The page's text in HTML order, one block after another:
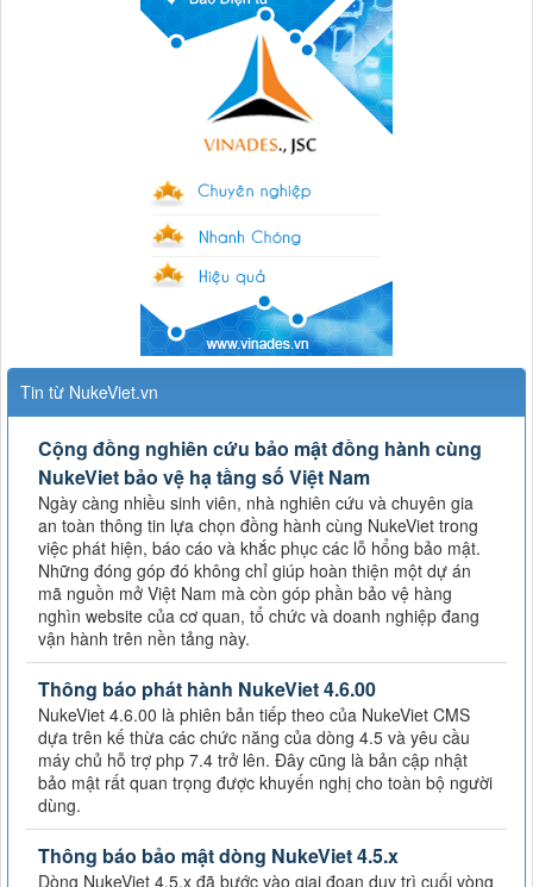
Tin từ NukeViet.vn
Cộng đồng nghiên cứu bảo mật đồng hành cùng
NukeViet bảo vệ hạ tầng số Việt Nam
Ngày càng nhiều sinh viên, nhà nghiên cứu và chuyên gia
an toàn thông tin lựa chọn đồng hành cùng NukeViet trong
việc phát hiện, báo cáo và khắc phục các lỗ hổng bảo mật.
Những đóng góp đó không chỉ giúp hoàn thiện một dự án
mã nguồn mở Việt Nam mà còn góp phần bảo vệ hàng
nghìn website của cơ quan, tổ chức và doanh nghiệp đang
vận hành trên nền tảng này.
Thông báo phát hành NukeViet 4.6.00
NukeViet 4.6.00 là phiên bản tiếp theo của NukeViet CMS
dựa trên kế thừa các chức năng của dòng 4.5 và yêu cầu
máy chủ hỗ trợ php 7.4 trở lên. Đây cũng là bản cập nhật
bảo mật rất quan trọng được khuyến nghị cho toàn bộ người
dùng.
Thông báo bảo mật dòng NukeViet 4.5.x
Dòng NukeViet 4.5.x đã bước vào giai đoạn duy trì cuối vòng